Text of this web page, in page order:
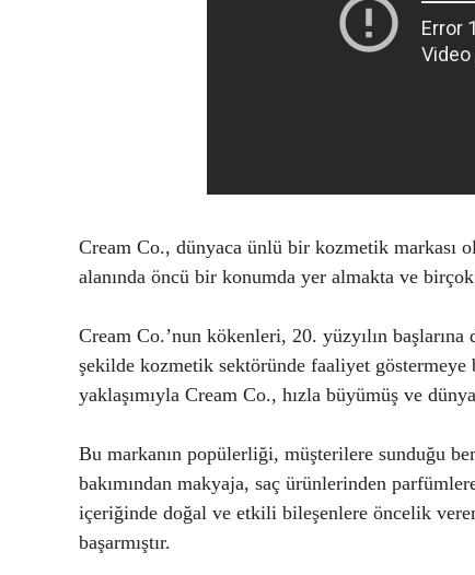
Cream Co., dünyaca ünlü bir kozmetik markası
alanında öncü bir konumda yer almakta ve
Cream Co.’nun kökenleri, 20. yüzyılın
şekilde kozmetik sektöründe faaliyet
yaklaşımıyla Cream Co., hızla büyümüş ve
Bu markanın popülerliği, müşterilere sunduğu
bakımından makyaja, saç ürünlerinden
içeriğinde doğal ve etkili bileşenlere öncelik
başarmıştır.